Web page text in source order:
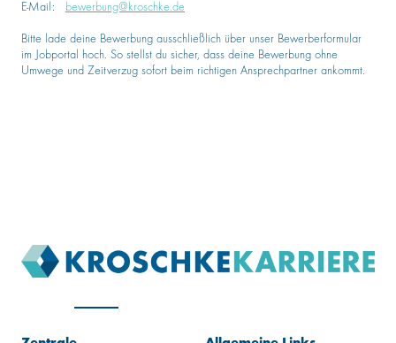
E-Mail: bewerbung@kroschke.de
Bitte lade deine Bewerbung ausschließlich über unser Bewerberformular
im Jobportal hoch. So stellst du sicher, dass deine Bewerbung ohne
Umwege und Zeitverzug sofort beim richtigen Ansprechpartner ankommt.